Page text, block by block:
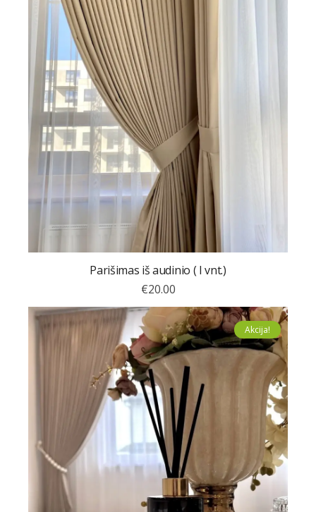
Parišimas iš audinio ( I vnt.)
€20.00
Akcija!